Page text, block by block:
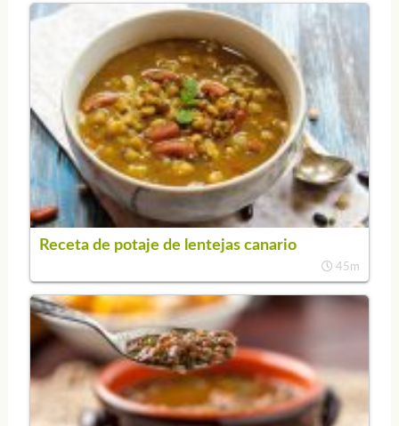
Receta de potaje de lentejas canario
45m